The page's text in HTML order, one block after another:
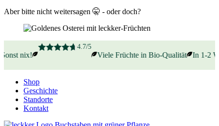
Aber bitte nicht weitersagen 🤫 - oder doch?
nix!
4.7/5
Viele Früchte in Bio-Qualität In 1-2
Shop
Geschichte
Standorte
Kontakt